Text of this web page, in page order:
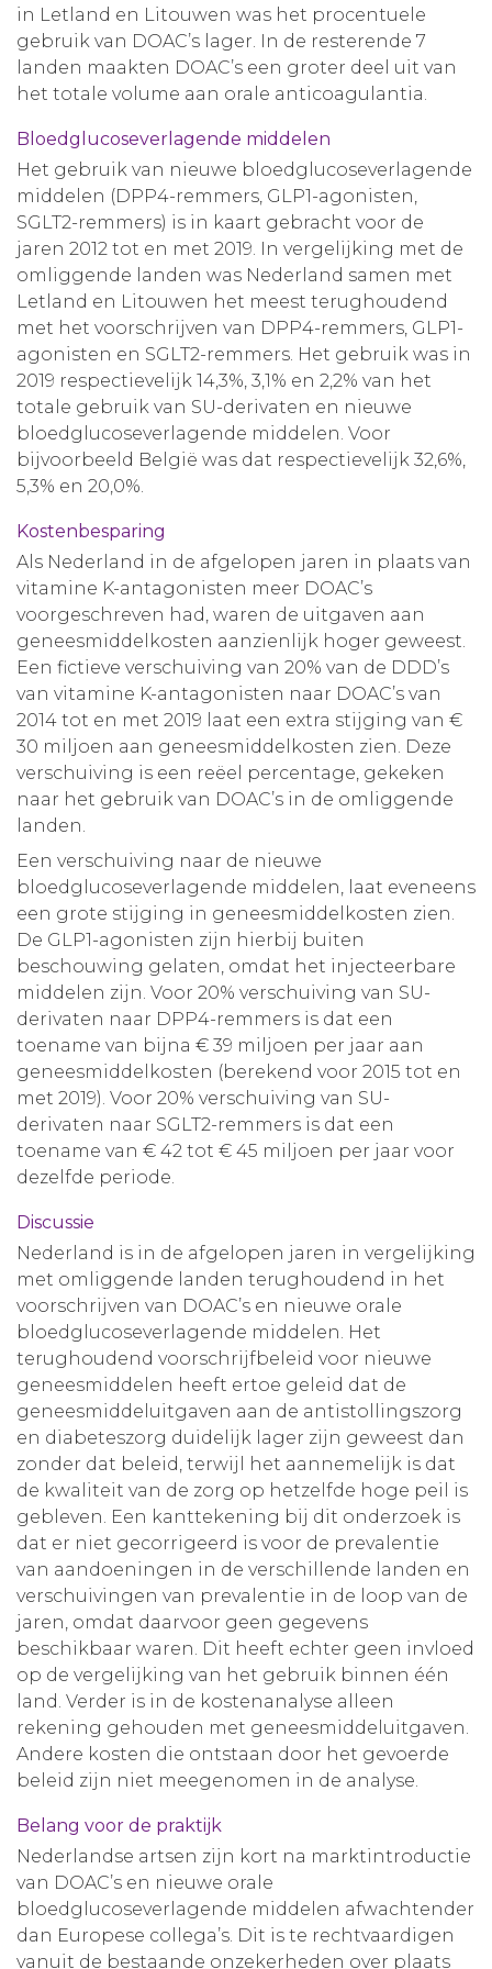
in Letland en Litouwen was het procentuele
gebruik van DOAC’s lager. In de resterende 7
landen maakten DOAC’s een groter deel uit van
het totale volume aan orale anticoagulantia.
Bloedglucoseverlagende middelen
Het gebruik van nieuwe bloedglucoseverlagende
middelen (DPP4-remmers, GLP1-agonisten,
SGLT2-remmers) is in kaart gebracht voor de
jaren 2012 tot en met 2019. In vergelijking met de
omliggende landen was Nederland samen met
Letland en Litouwen het meest terughoudend
met het voorschrijven van DPP4-remmers, GLP1-
agonisten en SGLT2-remmers. Het gebruik was in
2019 respectievelijk 14,3%, 3,1% en 2,2% van het
totale gebruik van SU-derivaten en nieuwe
bloedglucoseverlagende middelen. Voor
bijvoorbeeld België was dat respectievelijk 32,6%,
5,3% en 20,0%.
Kostenbesparing
Als Nederland in de afgelopen jaren in plaats van
vitamine K-antagonisten meer DOAC’s
voorgeschreven had, waren de uitgaven aan
geneesmiddelkosten aanzienlijk hoger geweest.
Een fictieve verschuiving van 20% van de DDD’s
van vitamine K-antagonisten naar DOAC’s van
2014 tot en met 2019 laat een extra stijging van €
30 miljoen aan geneesmiddelkosten zien. Deze
verschuiving is een reëel percentage, gekeken
naar het gebruik van DOAC’s in de omliggende
landen.
Een verschuiving naar de nieuwe
bloedglucoseverlagende middelen, laat eveneens
een grote stijging in geneesmiddelkosten zien.
De GLP1-agonisten zijn hierbij buiten
beschouwing gelaten, omdat het injecteerbare
middelen zijn. Voor 20% verschuiving van SU-
derivaten naar DPP4-remmers is dat een
toename van bijna € 39 miljoen per jaar aan
geneesmiddelkosten (berekend voor 2015 tot en
met 2019). Voor 20% verschuiving van SU-
derivaten naar SGLT2-remmers is dat een
toename van € 42 tot € 45 miljoen per jaar voor
dezelfde periode.
Discussie
Nederland is in de afgelopen jaren in vergelijking
met omliggende landen terughoudend in het
voorschrijven van DOAC’s en nieuwe orale
bloedglucoseverlagende middelen. Het
terughoudend voorschrijfbeleid voor nieuwe
geneesmiddelen heeft ertoe geleid dat de
geneesmiddeluitgaven aan de antistollingszorg
en diabeteszorg duidelijk lager zijn geweest dan
zonder dat beleid, terwijl het aannemelijk is dat
de kwaliteit van de zorg op hetzelfde hoge peil is
gebleven. Een kanttekening bij dit onderzoek is
dat er niet gecorrigeerd is voor de prevalentie
van aandoeningen in de verschillende landen en
verschuivingen van prevalentie in de loop van de
jaren, omdat daarvoor geen gegevens
beschikbaar waren. Dit heeft echter geen invloed
op de vergelijking van het gebruik binnen één
land. Verder is in de kostenanalyse alleen
rekening gehouden met geneesmiddeluitgaven.
Andere kosten die ontstaan door het gevoerde
beleid zijn niet meegenomen in de analyse.
Belang voor de praktijk
Nederlandse artsen zijn kort na marktintroductie
van DOAC’s en nieuwe orale
bloedglucoseverlagende middelen afwachtender
dan Europese collega’s. Dit is te rechtvaardigen
vanuit de bestaande onzekerheden over plaats